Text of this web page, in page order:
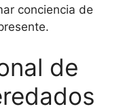
conciencia de
de